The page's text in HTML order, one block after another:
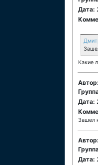
Дата:
Какие
Автор:
Дата:
Зашел
Автор:
Дата: